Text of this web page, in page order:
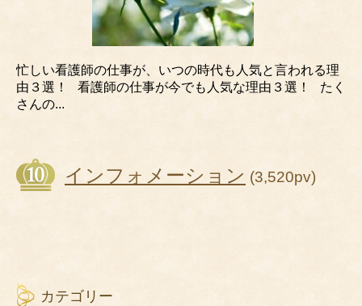
忙しい看護師の仕事が、いつの時代も人気と言われる理
由３選！ 看護師の仕事が今でも人気な理由３選！ たく
さんの...
インフォメーション (3,520pv)
カテゴリー